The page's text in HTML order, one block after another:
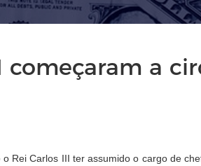
começaram a
Rei Carlos III ter assumido o cargo de